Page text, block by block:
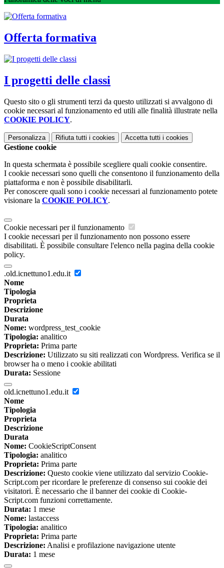
Offerta formativa
I progetti delle classi
Questo sito o gli strumenti terzi da questo utilizzati si avvalgono di
cookie necessari al funzionamento ed utili alle finalità illustrate nella
COOKIE POLICY.
Personalizza Rifiuta tutti i cookies Accetta tutti i cookies
Gestione cookie
In questa schermata è possibile scegliere quali cookie consentire.
I cookie necessari sono quelli che consentono il funzionamento della
piattaforma e non è possibile disabilitarli.
Per conoscere quali sono i cookie necessari al funzionamento potete
visionare la COOKIE POLICY.
Cookie necessari per il funzionamento
I cookie necessari per il funzionamento non possono essere
disabilitati. È possibile consultare l'elenco nella pagina della cookie
policy.
.old.icnettuno1.edu.it
Nome
Tipologia
Proprieta
Descrizione
Durata
Nome: wordpress_test_cookie
Tipologia: analitico
Proprieta: Prima parte
Descrizione: Utilizzato su siti realizzati con Wordpress. Verifica se il
browser ha o meno i cookie abilitati
Durata: Sessione
old.icnettuno1.edu.it
Nome
Tipologia
Proprieta
Descrizione
Durata
Nome: CookieScriptConsent
Tipologia: analitico
Proprieta: Prima parte
Descrizione: Questo cookie viene utilizzato dal servizio Cookie-
Script.com per ricordare le preferenze di consenso sui cookie dei
visitatori. È necessario che il banner dei cookie di Cookie-
Script.com funzioni correttamente.
Durata: 1 mese
Nome: lastaccess
Tipologia: analitico
Proprieta: Prima parte
Descrizione: Analisi e profilazione navigazione utente
Durata: 1 mese